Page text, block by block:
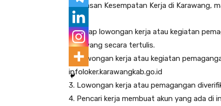
Perluasan Kesempatan Kerja di Karawang,
1. Setiap lowongan kerja atau kegiatan
Karawang secara tertulis.
2. Lowongan kerja atau kegiatan
infoloker.karawangkab.go.id
3. Lowongan kerja atau pemagangan
4. Pencari kerja membuat akun yang ada di